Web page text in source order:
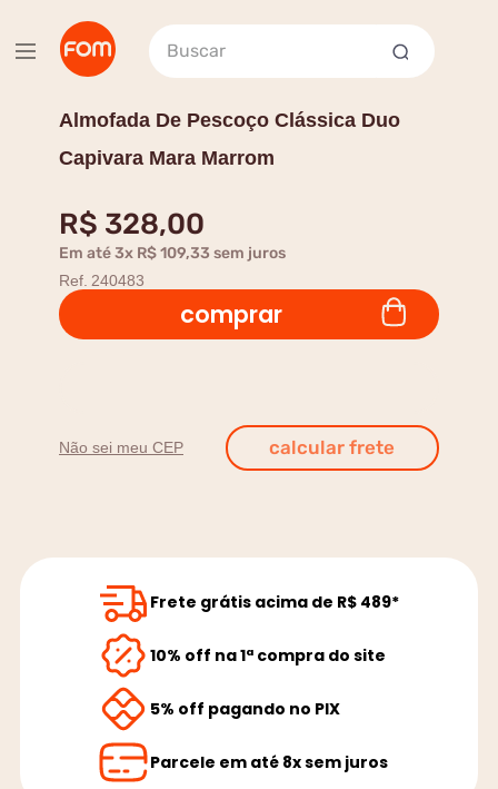
Buscar
Almofada De Pescoço Clássica Duo
Capivara Mara Marrom
R$ 328,00
Em até3x R$109,33 sem juros
Ref. 240483
comprar
Não sei meu CEP
Frete grátis acima de R$ 489*
10% off na 1ª compra do site
5% off pagando no PIX
Parcele em até 8x sem juros